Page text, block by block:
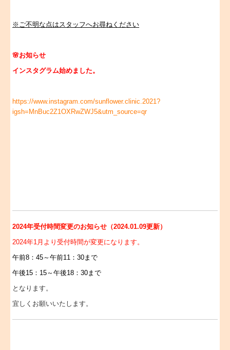
※ご不明な点はスタッフへお尋ねください
🌸お知らせ
インスタグラム始めました。
https://www.instagram.com/sunflower.clinic.2021?
igsh=MnBuc2Z1OXRwZWJ5&utm_source=qr
2024年受付時間変更のお知らせ（2024.01.09更新）
2024年1月より受付時間が変更になります。
午前8：45～午前11：30まで
午後15：15～午後18：30まで
となります。
宜しくお願いいたします。